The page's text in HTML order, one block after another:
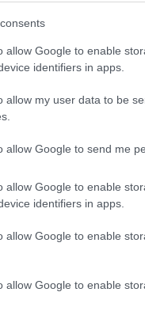
allow Google to enable
identifiers in apps.
allow my user data to be
allow Google to send me
allow Google to enable
identifiers in apps.
allow Google to enable
allow Google to enable
da se vraćam na
mirovni